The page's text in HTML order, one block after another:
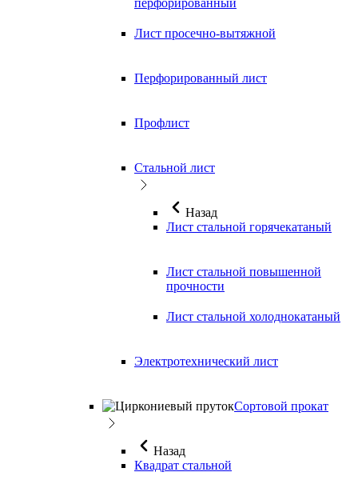
перфорированный
Лист просечно-вытяжной
Перфорированный лист
Профлист
Стальной лист
Назад
Лист стальной горячекатаный
Лист стальной повышенной
прочности
Лист стальной холоднокатаный
Электротехнический лист
Сортовой прокат
Назад
Квадрат стальной